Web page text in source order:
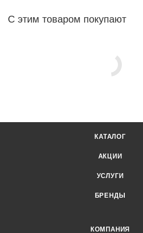
деревянного бревна или бруса.
С этим товаром покупают
КАТАЛОГ
АКЦИИ
УСЛУГИ
БРЕНДЫ
КОМПАНИЯ